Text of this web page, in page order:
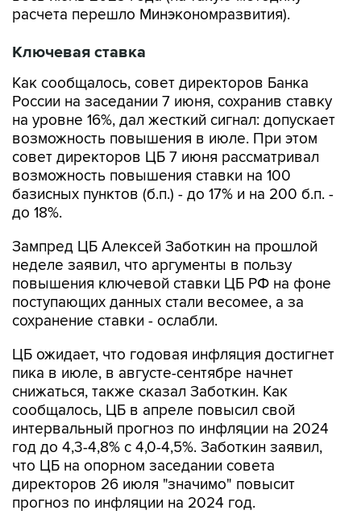
расчета перешло Минэкономразвития).
Ключевая ставка
Как сообщалось, совет директоров Банка
России на заседании 7 июня, сохранив ставку
на уровне 16%, дал жесткий сигнал: допускает
возможность повышения в июле. При этом
совет директоров ЦБ 7 июня рассматривал
возможность повышения ставки на 100
базисных пунктов (б.п.) - до 17% и на 200 б.п. -
до 18%.
Зампред ЦБ Алексей Заботкин на прошлой
неделе заявил, что аргументы в пользу
повышения ключевой ставки ЦБ РФ на фоне
поступающих данных стали весомее, а за
сохранение ставки - ослабли.
ЦБ ожидает, что годовая инфляция достигнет
пика в июле, в августе-сентябре начнет
снижаться, также сказал Заботкин. Как
сообщалось, ЦБ в апреле повысил свой
интервальный прогноз по инфляции на 2024
год до 4,3-4,8% с 4,0-4,5%. Заботкин заявил,
что ЦБ на опорном заседании совета
директоров 26 июля "значимо" повысит
прогноз по инфляции на 2024 год.